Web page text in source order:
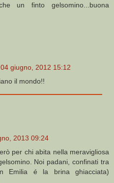
un finto gelsomino...buona
04 giugno, 2012 15:12
il mondo!!
2013 09:24
per chi abita nella meravigliosa
Noi padani, confinati tra
Emilia é la brina ghiacciata)